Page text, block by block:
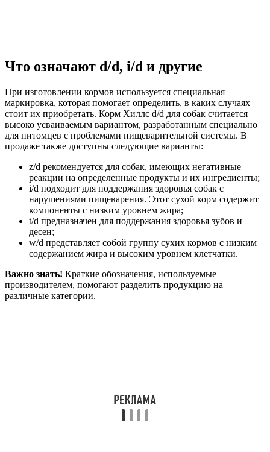
Что означают d/d, i/d и другие
При изготовлении кормов используется специальная
маркировка, которая помогает определить, в каких случаях
стоит их приобретать. Корм Хиллс d/d для собак считается
высоко усваиваемым вариантом, разработанным специально
для питомцев с проблемами пищеварительной системы. В
продаже также доступны следующие варианты:
z/d рекомендуется для собак, имеющих негативные
реакции на определенные продукты и их ингредиенты;
i/d подходит для поддержания здоровья собак с
нарушениями пищеварения. Этот сухой корм содержит
компоненты с низким уровнем жира;
t/d предназначен для поддержания здоровья зубов и
десен;
w/d представляет собой группу сухих кормов с низким
содержанием жира и высоким уровнем клетчатки.
Важно знать! Краткие обозначения, используемые
производителем, помогают разделить продукцию на
различные категории.